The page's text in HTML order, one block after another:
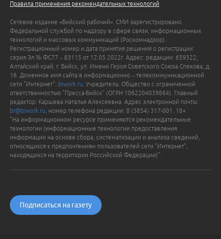
Правила применения рекомендательных технологий
Сетевое издание «Бийский рабочий». СМИ зарегистрировано
Федеральной службой по надзору в сфере связи, информационных
технологий и массовых коммуникаций (Роскомнадзор).
Регистрационный номер и дата принятия решения о регистрации:
серия Эл № ФС77 – 83115 от 12.05.2022г. Адрес: редакции: 659322,
Алтайский край, г. Бийск, ул. Имени Героя Советского Союза Спекова, д.
16. Доменное имя сайта в информационно – телекоммуникационной
сети "Интернет": biwork.ru . Учредитель: Общество с ограниченной
ответственностью "Пресса-Бийск" (ОГРН 1062204039864). Главный
редактор: Каршева Наталья Алексеевна. Адрес электронной почты:
br@biwork.ru , номер телефона редакции: 8 (3854) 317-001. 18+
"На информационном ресурсе применяются рекомендательные
технологии (информационные технологии предоставления
информации на основе сбора, систематизации и анализа сведений,
относящихся к предпочтениям пользователей сети "Интернет",
находящихся на территории Российской Федерации)".
Подписаться на газету